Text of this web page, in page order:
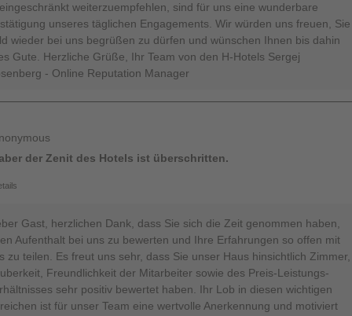
weiterzuempfehlen, sind für uns eine wunderbare
unseres täglichen Engagements. Wir würden uns freuen, Sie
wieder bei uns begrüßen zu dürfen und wünschen Ihnen bis dahin
Gute. Herzliche Grüße, Ihr Team von den H-Hotels Sergej
- Online Reputation Manager
der Zenit des Hotels ist überschritten.
Gast, herzlichen Dank, dass Sie sich die Zeit genommen haben,
Aufenthalt bei uns zu bewerten und Ihre Erfahrungen so offen mit
zu teilen. Es freut uns sehr, dass Sie unser Haus hinsichtlich Zimmer,
Freundlichkeit der Mitarbeiter sowie des Preis-Leistungs-
sehr positiv bewertet haben. Ihr Lob in diesen wichtigen
ist für unser Team eine wertvolle Anerkennung und motiviert